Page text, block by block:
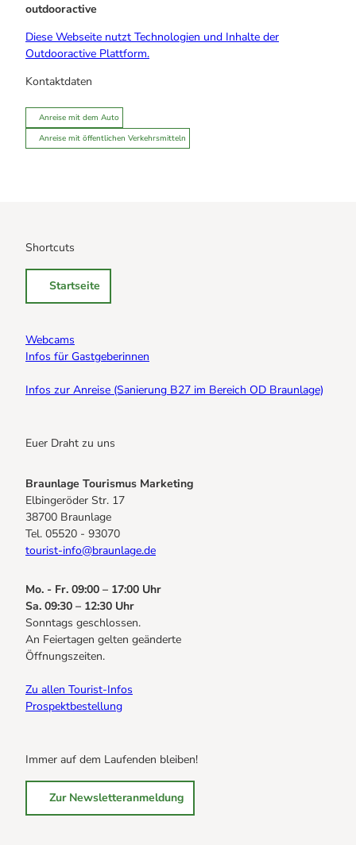
outdooractive
Diese Webseite nutzt Technologien und Inhalte der
Outdooractive Plattform.
Kontaktdaten
Anreise mit dem Auto
Anreise mit öffentlichen Verkehrsmitteln
Shortcuts
Startseite
Webcams
Infos für Gastgeberinnen
Infos zur Anreise (Sanierung B27 im Bereich OD Braunlage)
Euer Draht zu uns
Braunlage Tourismus Marketing
Elbingeröder Str. 17
38700 Braunlage
Tel. 05520 - 93070
tourist-info@braunlage.de
Mo. - Fr. 09:00 – 17:00 Uhr
Sa. 09:30 – 12:30 Uhr
Sonntags geschlossen.
An Feiertagen gelten geänderte
Öffnungszeiten.
Zu allen Tourist-Infos
Prospektbestellung
Immer auf dem Laufenden bleiben!
Zur Newsletteranmeldung